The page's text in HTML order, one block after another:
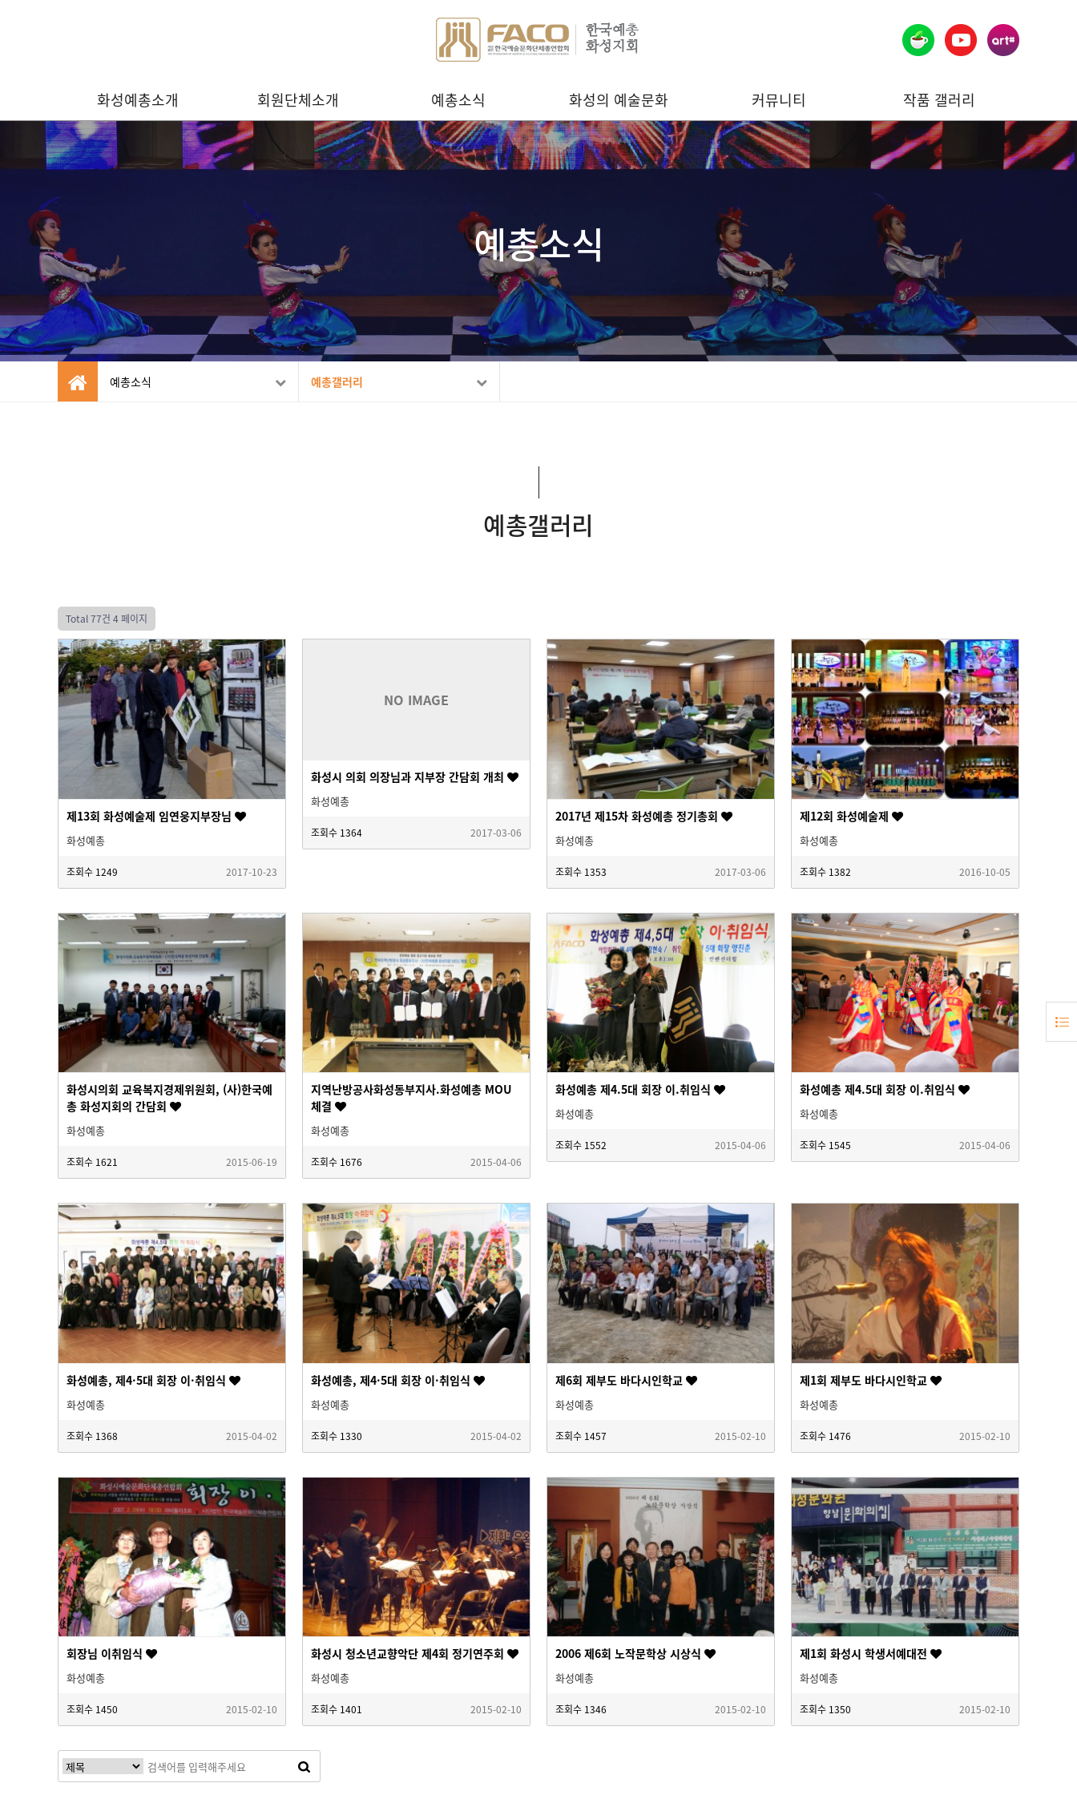
화성예총소개 회원단체소개 예총소식 화성의 예술문화 커뮤니티 작품 갤러리
예총소식
예총소식 예총갤러리
예총갤러리
Total 77건 4 페이지
제13회 화성예술제 임연웅지부장님
화성예총
조회수 1249 2017-10-23
NO IMAGE
화성시 의회 의장님과 지부장 간담회 개최
화성예총
조회수 1364 2017-03-06
2017년 제15차 화성예총 정기총회
화성예총
조회수 1353 2017-03-06
제12회 화성예술제
화성예총
조회수 1382 2016-10-05
화성시의회 교육복지경제위원회, (사)한국예
총 화성지회의 간담회
화성예총
조회수 1621 2015-06-19
지역난방공사화성동부지사.화성예총 MOU
체결
화성예총
조회수 1676 2015-04-06
화성예총 제4.5대 회장 이.취임식
화성예총
조회수 1552 2015-04-06
화성예총 제4.5대 회장 이.취임식
화성예총
조회수 1545 2015-04-06
화성예총, 제4·5대 회장 이·취임식
화성예총
조회수 1368 2015-04-02
화성예총, 제4·5대 회장 이·취임식
화성예총
조회수 1330 2015-04-02
제6회 제부도 바다시인학교
화성예총
조회수 1457 2015-02-10
제1회 제부도 바다시인학교
화성예총
조회수 1476 2015-02-10
회장님 이취임식
화성예총
조회수 1450 2015-02-10
화성시 청소년교향악단 제4회 정기연주회
화성예총
조회수 1401 2015-02-10
2006 제6회 노작문학상 시상식
화성예총
조회수 1346 2015-02-10
제1회 화성시 학생서예대전
화성예총
조회수 1350 2015-02-10